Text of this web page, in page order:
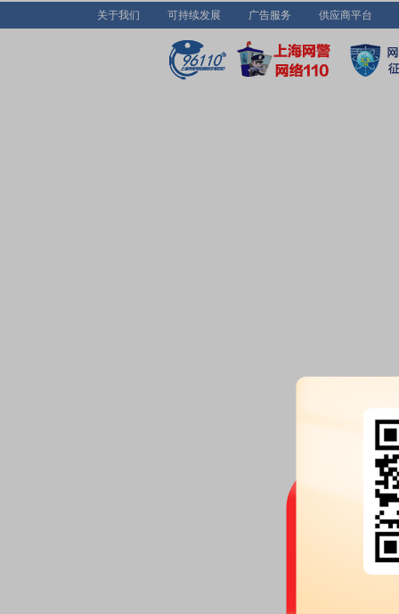
关于我们 可持续发展 广告服务 供应商平台